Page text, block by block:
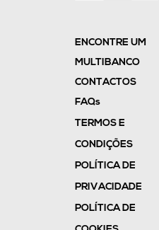
ENCONTRE UM
MULTIBANCO
CONTACTOS
FAQs
TERMOS E
CONDIÇÕES
POLÍTICA DE
PRIVACIDADE
POLÍTICA DE